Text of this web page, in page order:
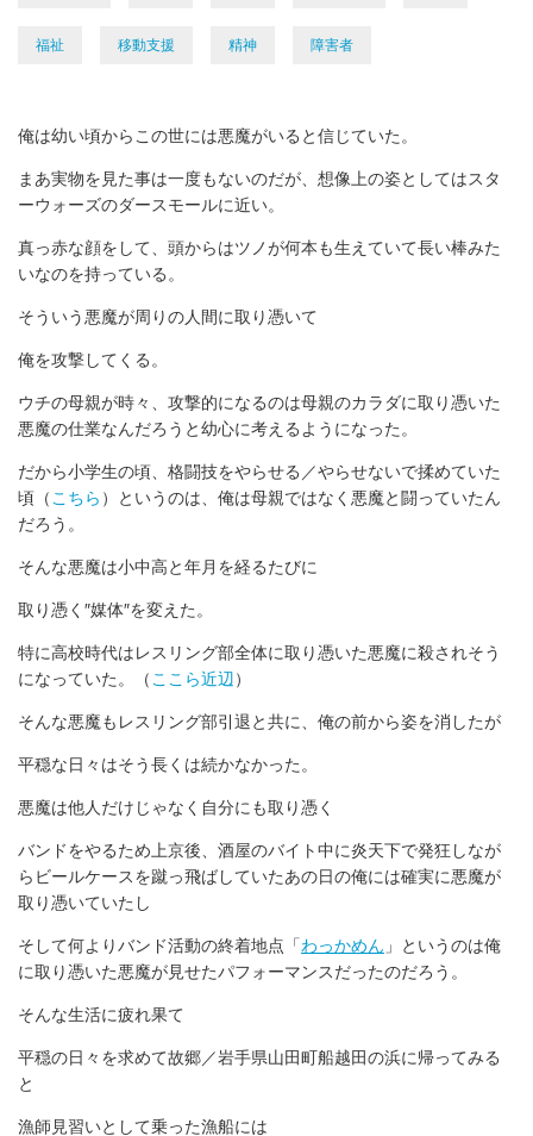
福祉 移動支援 精神 障害者
俺は幼い頃からこの世には悪魔がいると信じていた。
まあ実物を見た事は一度もないのだが、想像上の姿としてはスタ
ーウォーズのダースモールに近い。
真っ赤な顔をして、頭からはツノが何本も生えていて長い棒みた
いなのを持っている。
そういう悪魔が周りの人間に取り憑いて
俺を攻撃してくる。
ウチの母親が時々、攻撃的になるのは母親のカラダに取り憑いた
悪魔の仕業なんだろうと幼心に考えるようになった。
だから小学生の頃、格闘技をやらせる／やらせないで揉めていた
頃（こちら ）というのは、俺は母親ではなく悪魔と闘っていたん
だろう。
そんな悪魔は小中高と年月を経るたびに
取り憑く″媒体″を変えた。
特に高校時代はレスリング部全体に取り憑いた悪魔に殺されそう
になっていた。（ここら近辺）
そんな悪魔もレスリング部引退と共に、俺の前から姿を消したが
平穏な日々はそう長くは続かなかった。
悪魔は他人だけじゃなく自分にも取り憑く
バンドをやるため上京後、酒屋のバイト中に炎天下で発狂しなが
らビールケースを蹴っ飛ばしていたあの日の俺には確実に悪魔が
取り憑いていたし
そして何よりバンド活動の終着地点「わっかめん 」というのは俺
に取り憑いた悪魔が見せたパフォーマンスだったのだろう。
そんな生活に疲れ果て
平穏の日々を求めて故郷／岩手県山田町船越田の浜に帰ってみる
と
漁師見習いとして乗った漁船には